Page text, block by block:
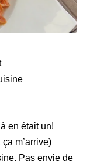
en était un!
m’arrive)
Pas envie de